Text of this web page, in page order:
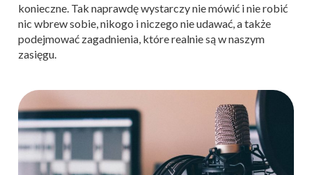
konieczne. Tak naprawdę wystarczy nie mówić i nie robić
nic wbrew sobie, nikogo i niczego nie udawać, a także
podejmować zagadnienia, które realnie są w naszym
zasięgu.